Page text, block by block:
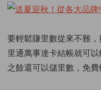
要輕鬆賺里數從來不難
里通萬事達卡結帳就可
之餘還可以儲里數，免費